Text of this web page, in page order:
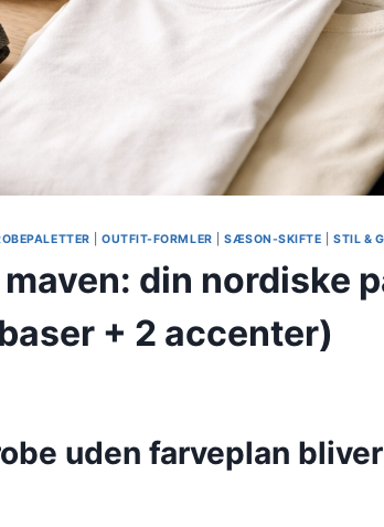
|OUTFIT-FORMLER |SÆSON-SKIFTE |STIL &
din nordiske
+ 2 accenter)
uden farveplan